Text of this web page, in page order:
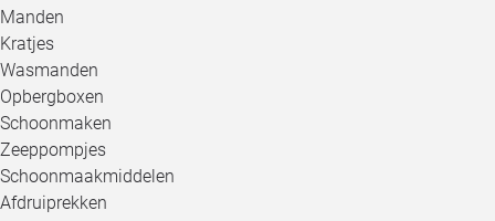
Manden
Kratjes
Wasmanden
Opbergboxen
Schoonmaken
Zeeppompjes
Schoonmaakmiddelen
Afdruiprekken